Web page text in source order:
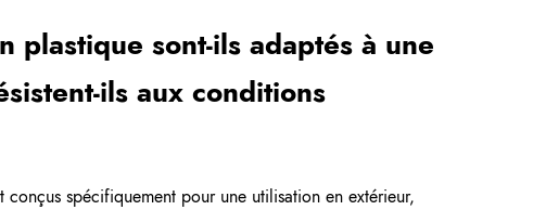
plastique sont-ils adaptés à une
ils aux conditions
spécifiquement pour une utilisation en extérieur,